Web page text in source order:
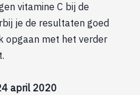
vitamine C bij de
je de resultaten goed
opgaan met het verder
april 2020